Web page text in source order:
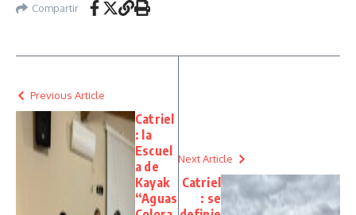
Compartir
Previous Article
Catriel
: la
Escuel
a de
Kayak
“Aguas
Next Article
Catriel
: se